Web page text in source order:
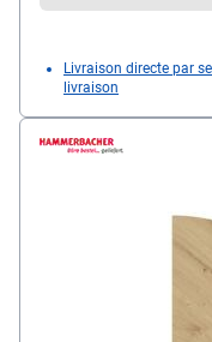
Livraison directe par
livraison